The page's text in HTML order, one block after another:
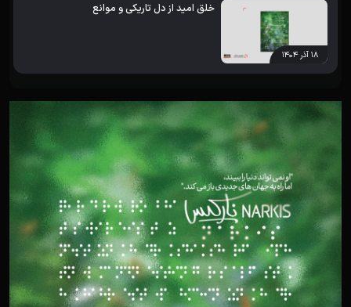
۱۸ آذر ۱۴۰۴
خلق امید از دل تاریکی و موانع